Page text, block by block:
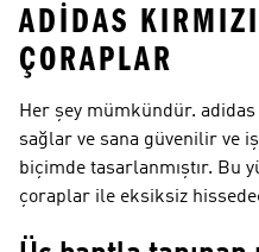
ADIDAS
ÇORAPLAR
Her şey mümkündür.
sağlar ve sana güvenilir ve
biçimde tasarlanmıştır. Bu
çoraplar ile eksiksiz